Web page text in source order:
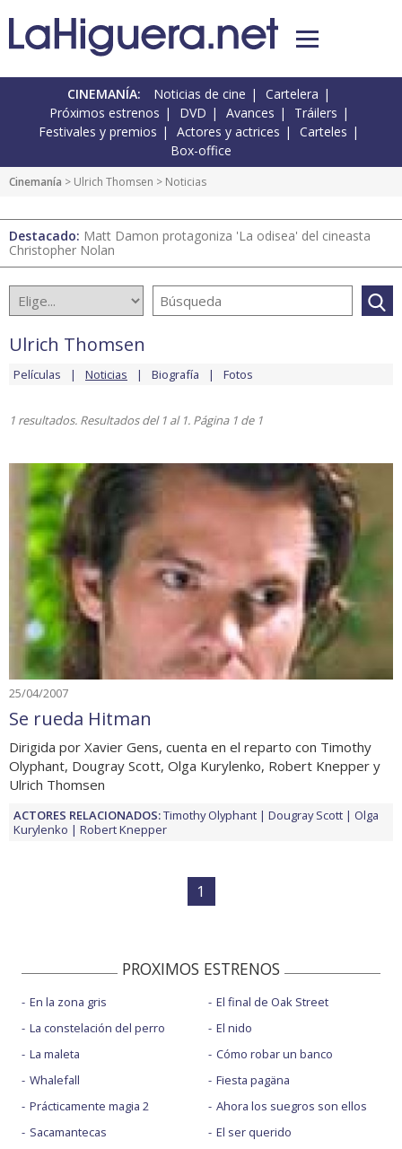
CINEMANÍA: Noticias de cine
Cartelera
Próximos estrenos
DVD Avances
Tráilers
Festivales y premios
Actores y actrices
Carteles
Box-office
Cinemanía > Ulrich Thomsen > Noticias
Destacado: Matt Damon protagoniza 'La odisea' del cineasta
Christopher Nolan
Ulrich Thomsen
Películas Noticias Biografía Fotos
1 resultados. Resultados del 1 al 1. Página 1 de 1
25/04/2007
Se rueda Hitman
Dirigida por Xavier Gens, cuenta en el reparto con Timothy
Olyphant, Dougray Scott, Olga Kurylenko, Robert Knepper y
Ulrich Thomsen
ACTORES RELACIONADOS:Timothy Olyphant Dougray Scott
Olga
Kurylenko
Robert Knepper
1
PROXIMOS ESTRENOS
En la zona gris
La constelación del perro
La maleta
Whalefall
Prácticamente magia 2
Sacamantecas
El final de Oak Street
El nido
Cómo robar un banco
Fiesta pagäna
Ahora los suegros son ellos
El ser querido